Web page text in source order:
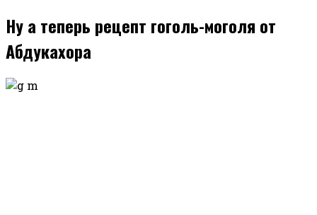
Ну а теперь рецепт гоголь-моголя от
Абдукахора